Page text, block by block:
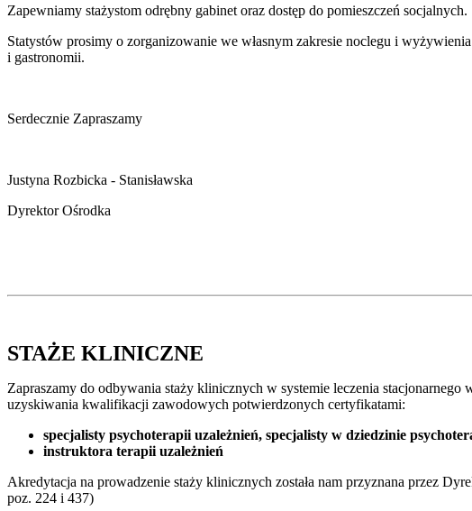
Zapewniamy stażystom odrębny gabinet oraz dostęp do pomieszczeń socjalnych.
Statystów prosimy o zorganizowanie we własnym zakresie noclegu i
i gastronomii.
Serdecznie Zapraszamy
Justyna Rozbicka - Stanisławska
Dyrektor Ośrodka
STAŻE KLINICZNE
Zapraszamy do odbywania staży klinicznych w systemie leczenia
uzyskiwania kwalifikacji zawodowych potwierdzonych certyfikatami:
specjalisty psychoterapii uzależnień, specjalisty w dziedzinie
instruktora terapii uzależnień
Akredytacja na prowadzenie staży klinicznych została nam przyznana przez
poz. 224 i 437)